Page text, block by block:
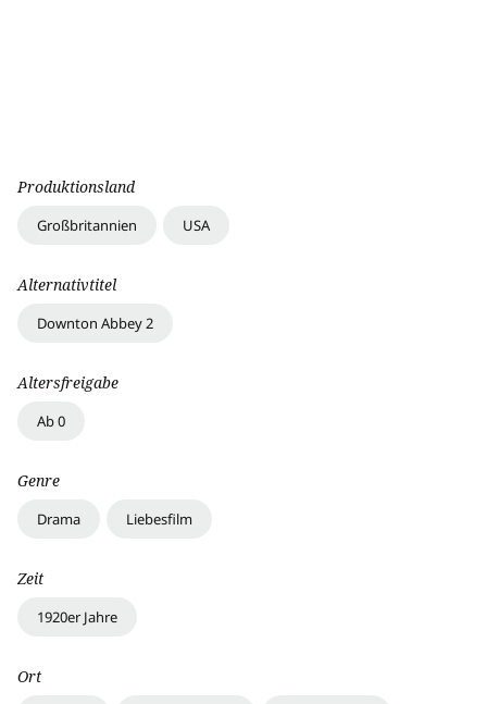
Produktionsland
Großbritannien USA
Alternativtitel
Downton Abbey 2
Altersfreigabe
Ab 0
Genre
Drama Liebesfilm
Zeit
1920er Jahre
Ort